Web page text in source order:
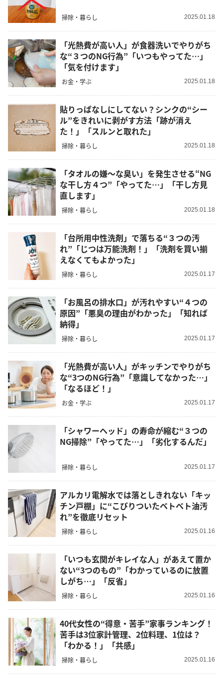
掃除・暮らし 2025.01.18
「光熱費が高い人」が食器洗いでやりがち
な“３つのNG行為”「いつもやってた…」
「気を付けます」
お金・学ぶ 2025.01.18
貼りっぱなしにしてない？シンクの“シー
ル”をきれいに剥がす方法「跡が消え
た！」「スルンと取れた」
掃除・暮らし 2025.01.18
「タオルの嫌～な臭い」を発生させる“NG
な干し方４つ”「やってた…」「干し方見
直します」
掃除・暮らし 2025.01.18
「台所用中性洗剤」で落ちる“３つの汚
れ”「じつは万能洗剤！」「洗剤を買い揃
えなくてもよかった」
掃除・暮らし 2025.01.17
「お風呂の排水口」が汚れやすい“４つの
原因”「悪臭の理由がわかった」「知れば
納得」
掃除・暮らし 2025.01.17
「光熱費が高い人」がキッチンでやりがち
な“3つのNG行為”「意識してなかった…」
「なるほど！」
お金・学ぶ 2025.01.17
「シャワーヘッド」の寿命が縮む“３つの
NG掃除”「やってた…」「劣化するんだ」
掃除・暮らし 2025.01.17
アルカリ電解水では落としきれない「キッ
チン戸棚」に“こびりついたベトベト油汚
れ”を徹底リセット
掃除・暮らし 2025.01.16
「いつも玄関がキレイな人」があえて置か
ない“3つのもの”「わかっているのに放置
しがち…」「反省」
掃除・暮らし 2025.01.16
40代女性の“得意・苦手”家事ランキング！
苦手は3位家計管理、2位料理、1位は？
「わかる！」「共感」
掃除・暮らし 2025.01.16